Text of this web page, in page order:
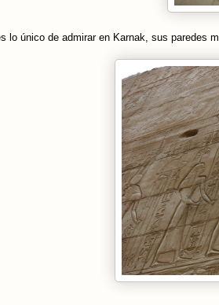
lo único de admirar en Karnak, sus paredes